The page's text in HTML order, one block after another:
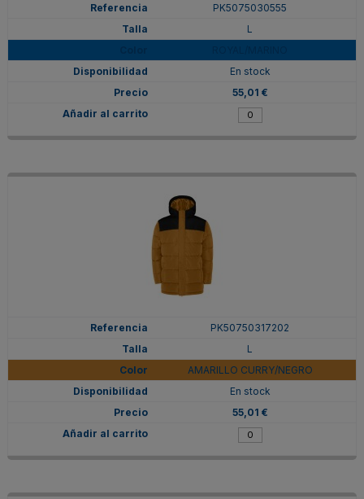
PK5075030555
L
En stock
55,01 €
PK50750317202
L
AMARILLO CURRY/NEGRO
En stock
55,01 €